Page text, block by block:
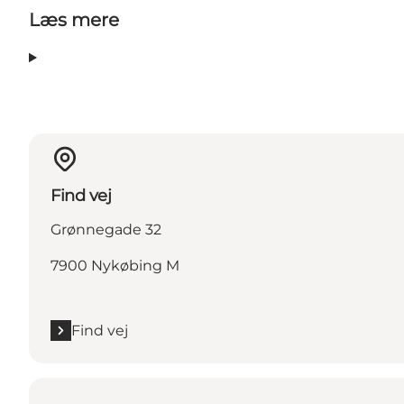
Læs mere
Find vej
Grønnegade 32
7900 Nykøbing M
Find vej